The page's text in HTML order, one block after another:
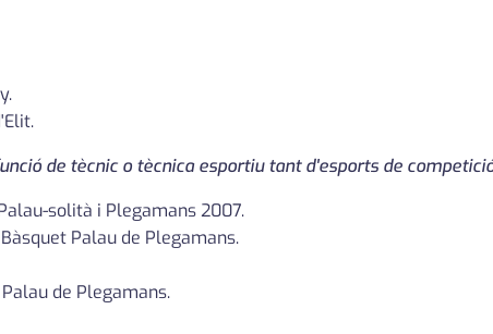
de tècnic o tècnica esportiu tant d'esports de
solità i Plegamans 2007.
Palau de Plegamans.
de Plegamans.